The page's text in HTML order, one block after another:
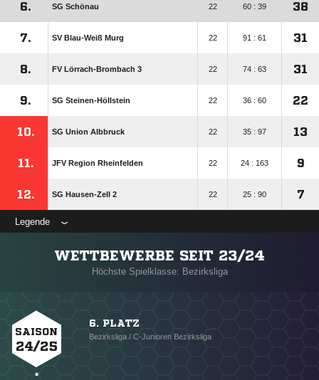
6. SG Schönau 22 60 : 39 38
7. SV Blau-Weiß Murg 22 91 : 61 31
8. FV Lörrach-Brombach 3 22 74 : 63 31
9. SG Steinen-Höllstein 22 36 : 60 22
10. SG Union Albbruck 22 35 : 97 13
11. JFV Region Rheinfelden 22 24 : 163 9
12. SG Hausen-Zell 2 22 25 : 90 7
Legende
WETTBEWERBE SEIT 23/24
Höchste Spielklasse: Bezirksliga
SAISON
24/25
6. PLATZ
Bezirksliga / C-Junioren Bezirksliga